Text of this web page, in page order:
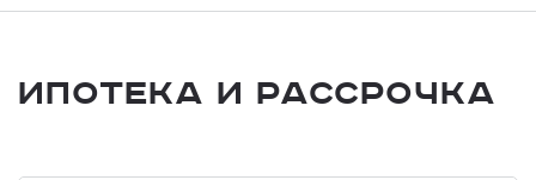
Ипотека и Рассрочка